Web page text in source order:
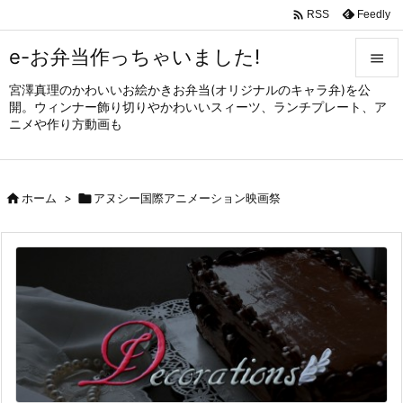
e-お弁当作っちゃいました!
宮澤真理のかわいいお絵かきお弁当(オリジナルのキャラ弁)を公
開。ウィンナー飾り切りやかわいいスィーツ、ランチプレート、ア
ニメや作り方動画も


メニュ
サイド

次へ

検索
 RSS Feedly
ホーム > アヌシー国際アニメーション映画祭